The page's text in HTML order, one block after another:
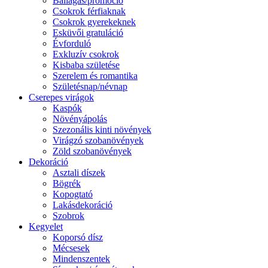
Csokrok férfiaknak
Csokrok gyerekeknek
Esküvői gratuláció
Évforduló
Exkluzív csokrok
Kisbaba születése
Szerelem és romantika
Születésnap/névnap
Cserepes virágok
Kaspók
Növényápolás
Szezonális kinti növények
Virágzó szobanövények
Zöld szobanövények
Dekoráció
Asztali díszek
Bögrék
Kopogtató
Lakásdekoráció
Szobrok
Kegyelet
Koporsó dísz
Mécsesek
Mindenszentek